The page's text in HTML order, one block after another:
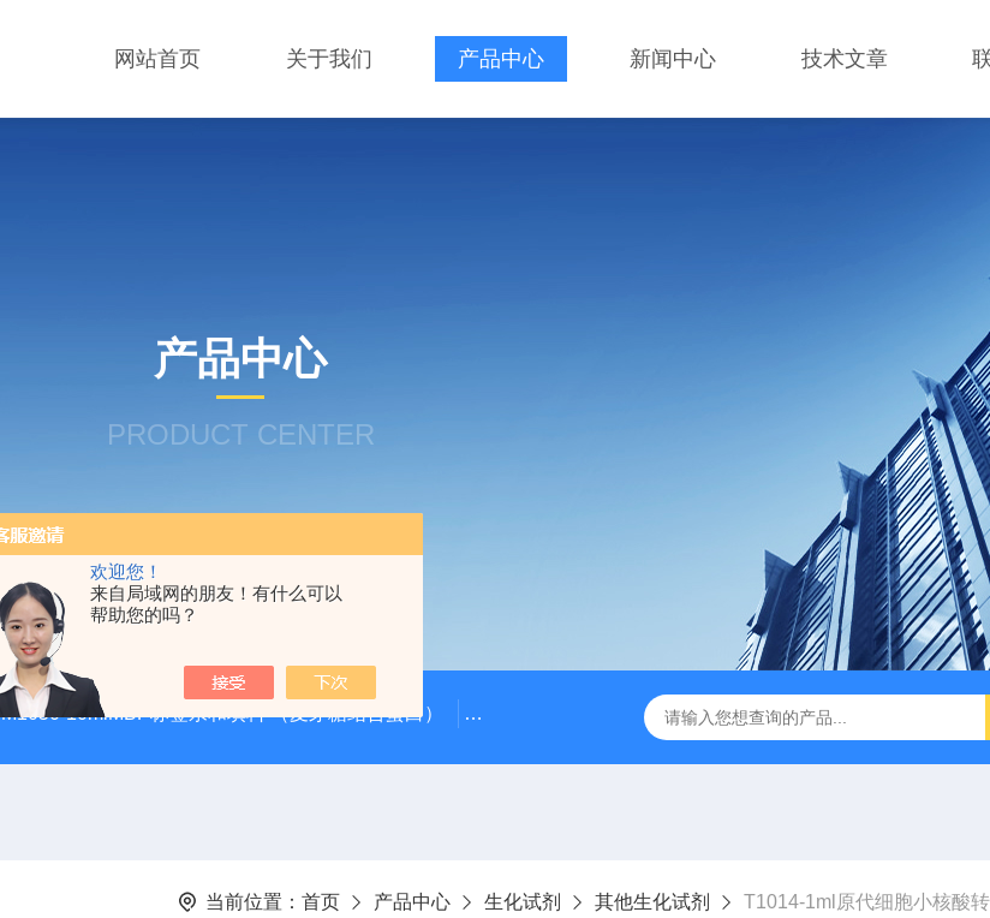
欢迎您！
来自局域网的朋友！有什么可以
帮助您的吗？
网站首页 关于我们 产品中心 新闻中心 技术文章
产品中心
PRODUCT CENTER
M1050-10mlMBP标签亲和填料 （麦芽糖结合蛋白） 500bp DNA Marker DNA Assembly Mix Plus无缝克隆
当前位置： 首页 产品中心 生化试剂 其他生化试剂 T1014-1ml原代细胞小核酸